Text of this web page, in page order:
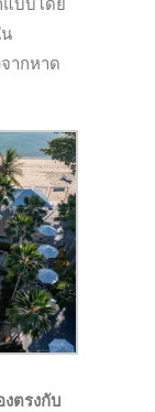
แบบโดย
ากหาด
ตรงกับ